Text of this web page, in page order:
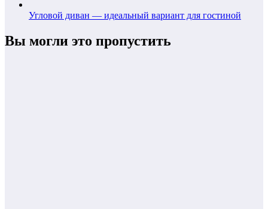
Угловой диван — идеальный вариант для гостиной
Вы могли это пропустить